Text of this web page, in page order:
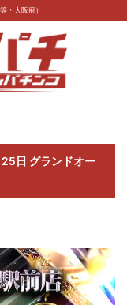
・大阪府）
日 グランドオー